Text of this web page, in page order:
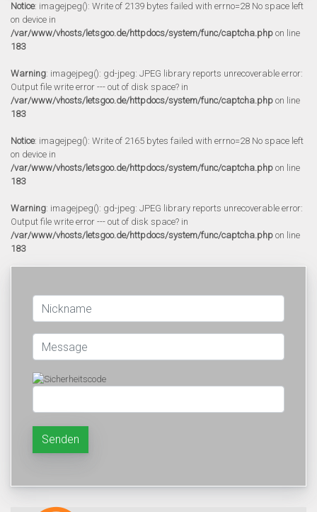
Notice: imagejpeg(): Write of 2139 bytes failed with errno=28 No space left
on device in
/var/www/vhosts/letsgoo.de/httpdocs/system/func/captcha.php on line
183
Warning: imagejpeg(): gd-jpeg: JPEG library reports unrecoverable error:
Output file write error --- out of disk space? in
/var/www/vhosts/letsgoo.de/httpdocs/system/func/captcha.php on line
183
Notice: imagejpeg(): Write of 2165 bytes failed with errno=28 No space left
on device in
/var/www/vhosts/letsgoo.de/httpdocs/system/func/captcha.php on line
183
Warning: imagejpeg(): gd-jpeg: JPEG library reports unrecoverable error:
Output file write error --- out of disk space? in
/var/www/vhosts/letsgoo.de/httpdocs/system/func/captcha.php on line
183
Senden